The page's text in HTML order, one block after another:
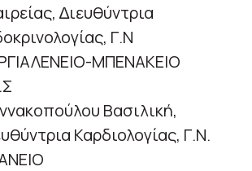
∆ιευθύντρια
Γ.Ν
ΜΠΕΝΑΚΕΙΟ
Βασιλική,
Καρδιολογίας, Γ.Ν.